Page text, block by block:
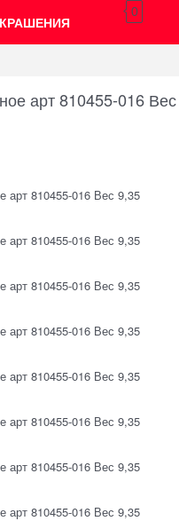
0
арт 810455-016 Вес